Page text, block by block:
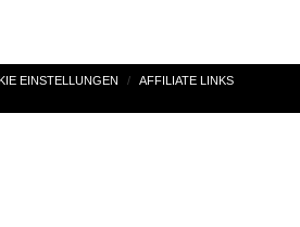
EINSTELLUNGEN AFFILIATE LINKS